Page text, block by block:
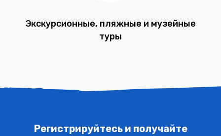
Экскурсионные, пляжные и музейные
туры
Регистрируйтесь и получайте